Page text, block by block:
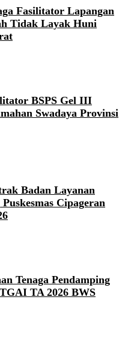
Fasilitator Lapangan
Tidak Layak Huni
BSPS Gel III
Swadaya Provinsi
Badan Layanan
Cipageran
Tenaga Pendamping
TA 2026 BWS